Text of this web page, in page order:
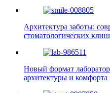
Архитектура заботы:
стоматологических
Новый формат
архитектуры и комфорта